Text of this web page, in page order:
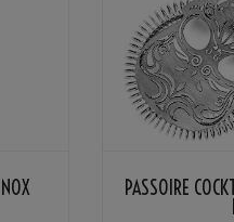
PASSOIRE